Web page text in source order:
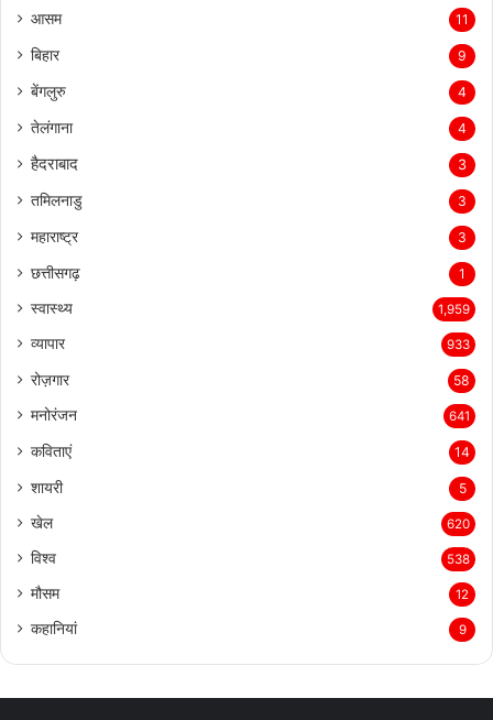
आसम 11
बिहार 9
बेंगलुरु 4
तेलंगाना 4
हैदराबाद 3
तमिलनाडु 3
महाराष्ट्र 3
छत्तीसगढ़ 1
स्वास्थ्य 1,959
व्यापार 933
रोज़गार 58
मनोरंजन 641
कविताएं 14
शायरी 5
खेल 620
विश्व 538
मौसम 12
कहानियां 9